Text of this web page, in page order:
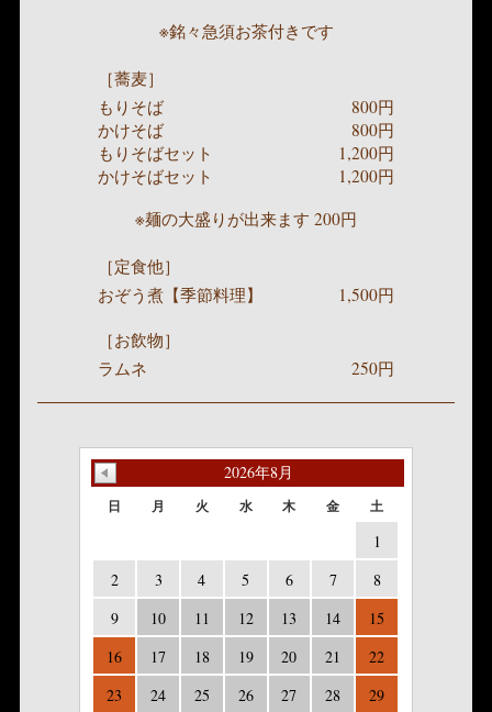
※銘々急須お茶付きです
［蕎麦］
もりそば
800円
かけそば
800円
もりそばセット
1,200円
かけそばセット
1,200円
※麺の大盛りが出来ます 200円
［定食他］
おぞう煮【季節料理】
1,500円
［お飲物］
ラムネ
250円
2026年8月
日 月 火 水 木 金 土
1
2
3 4 5 6 7
8
9
10 11 12 13 14
15
16
17 18 19 20 21
22
23
24 25 26 27 28
29